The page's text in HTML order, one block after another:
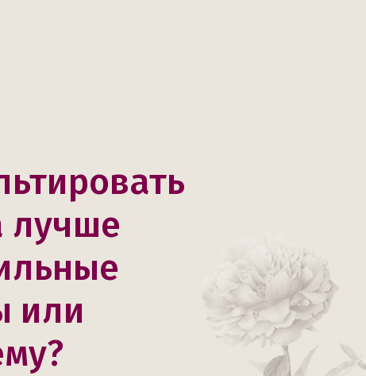
лучше
или